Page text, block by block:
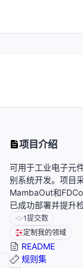
项目介绍
可用于工业电子元
别系统开发。项目
MambaOut和
已成功部署并提升
1提交数
定制我的领域
README
规则集